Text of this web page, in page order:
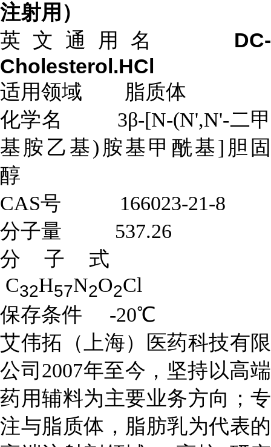
注射用）
英文通用名
DC-
Cholesterol.HCl
适用领域 脂质体
化学名 3β-[N-(N',N'-二甲
基胺乙基)胺基甲酰基]胆固
醇
CAS号 166023-21-8
分子量 537.26
分子式
C32H57N2O2Cl
保存条件 -20℃
艾伟拓（上海）医药科技有限
公司2007年至今，坚持以高端
药用辅料为主要业务方向； 专
注与脂质体，脂肪乳为代表的